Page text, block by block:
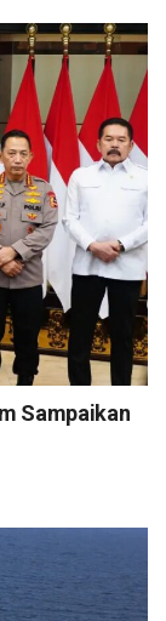
Sampaikan